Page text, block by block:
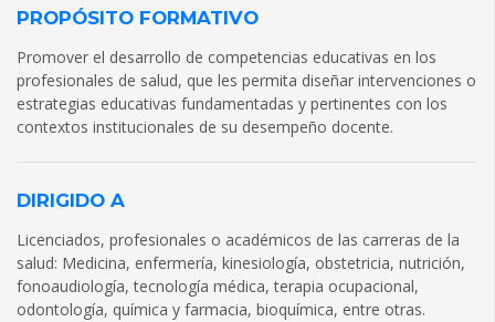
PROPÓSITO FORMATIVO
Promover el desarrollo de competencias educativas en los
profesionales de salud, que les permita diseñar intervenciones o
estrategias educativas fundamentadas y pertinentes con los
contextos institucionales de su desempeño docente.
DIRIGIDO A
Licenciados, profesionales o académicos de las carreras de la
salud: Medicina, enfermería, kinesiología, obstetricia, nutrición,
fonoaudiología, tecnología médica, terapia ocupacional,
odontología, química y farmacia, bioquímica, entre otras.